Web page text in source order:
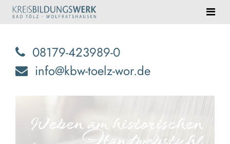
08179-423989-0
info@kbw-toelz-wor.de